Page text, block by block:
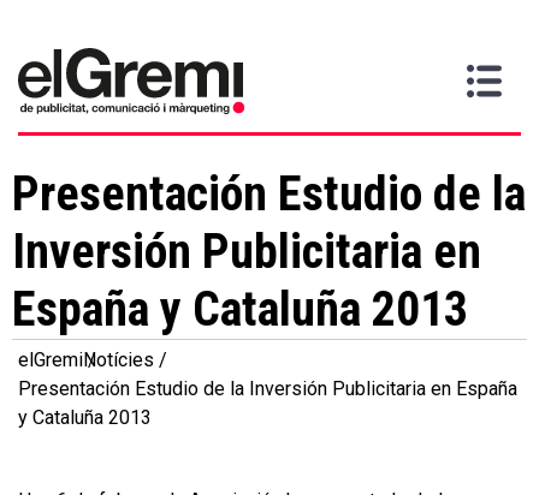
Inici
Gremi
>
Serveis
Contacta
Presentación Estudio de la
Inversión Publicitaria en
España y Cataluña 2013
elGremiNotícies
Presentación Estudio de la Inversión Publicitaria en España
y Cataluña 2013